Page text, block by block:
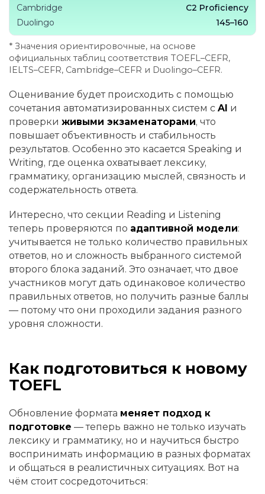
Cambridge
C2 Proficiency
Duolingo
145–160
* Значения ориентировочные, на основе
официальных таблиц соответствия TOEFL–CEFR,
IELTS–CEFR, Cambridge–CEFR и Duolingo–CEFR.
Оценивание будет происходить с помощью
сочетания автоматизированных систем с AI и
проверки живыми экзаменаторами, что
повышает объективность и стабильность
результатов. Особенно это касается Speaking и
Writing, где оценка охватывает лексику,
грамматику, организацию мыслей, связность и
содержательность ответа.
Интересно, что секции Reading и Listening
теперь проверяются по адаптивной модели:
учитывается не только количество правильных
ответов, но и сложность выбранного системой
второго блока заданий. Это означает, что двое
участников могут дать одинаковое количество
правильных ответов, но получить разные баллы
— потому что они проходили задания разного
уровня сложности.
Как подготовиться к новому
TOEFL
Обновление формата меняет подход к
подготовке — теперь важно не только изучать
лексику и грамматику, но и научиться быстро
воспринимать информацию в разных форматах
и общаться в реалистичных ситуациях. Вот на
чём стоит сосредоточиться: